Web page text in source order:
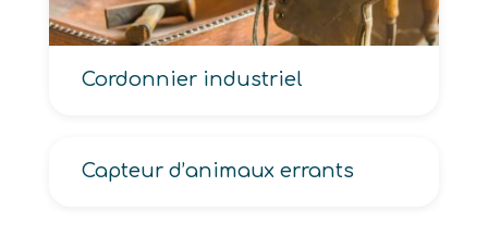
Cordonnier industriel
Capteur d’animaux errants